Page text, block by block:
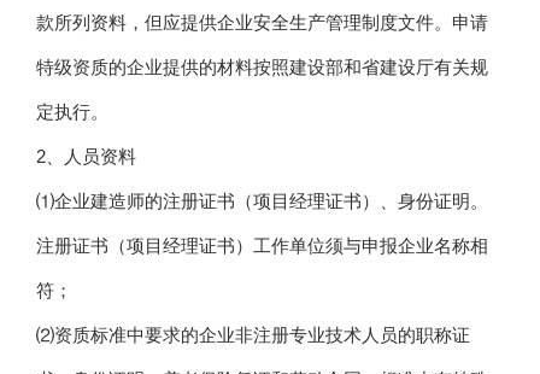
款所列资料，但应提供企业安全生产管理制度文件。申请
特级资质的企业提供的材料按照建设部和省建设厅有关规
定执行。
2、人员资料
⑴企业建造师的注册证书（项目经理证书）、身份证明。
注册证书（项目经理证书）工作单位须与申报企业名称相
符；
⑵资质标准中要求的企业非注册专业技术人员的职称证